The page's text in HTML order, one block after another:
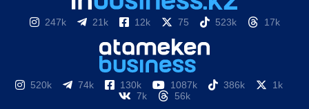
247k 21k 12k 75 523k 17k
520k 74k 130k 1087k 386k
1k
7k
56k